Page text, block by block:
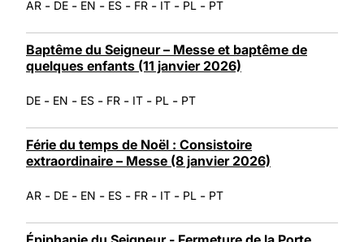
AR - DE - EN - ES - FR - IT - PL - PT
Baptême du Seigneur – Messe et baptême de
quelques enfants (11 janvier 2026)
DE - EN - ES - FR - IT - PL - PT
Férie du temps de Noël : Consistoire
extraordinaire – Messe (8 janvier 2026)
AR - DE - EN - ES - FR - IT - PL - PT